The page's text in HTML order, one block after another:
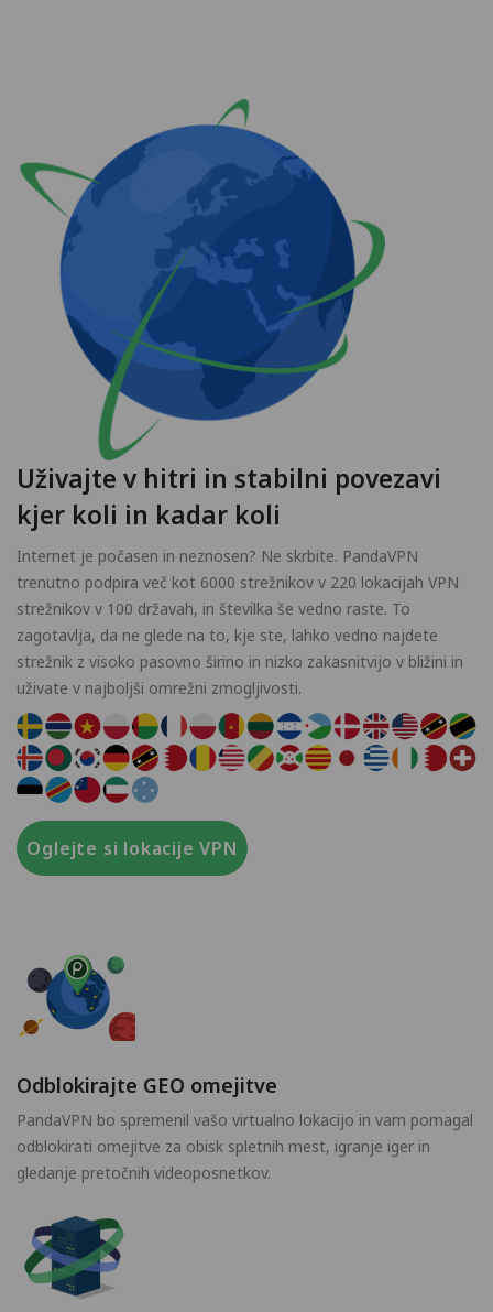
Uživajte v hitri in stabilni povezavi
kjer koli in kadar koli
Internet je počasen in neznosen? Ne skrbite. PandaVPN
trenutno podpira več kot 6000 strežnikov v 220 lokacijah VPN
strežnikov v 100 državah, in številka še vedno raste. To
zagotavlja, da ne glede na to, kje ste, lahko vedno najdete
strežnik z visoko pasovno širino in nizko zakasnitvijo v bližini in
uživate v najboljši omrežni zmogljivosti.
Oglejte si lokacije VPN
Odblokirajte GEO omejitve
PandaVPN bo spremenil vašo virtualno lokacijo in vam pomagal
odblokirati omejitve za obisk spletnih mest, igranje iger in
gledanje pretočnih videoposnetkov.